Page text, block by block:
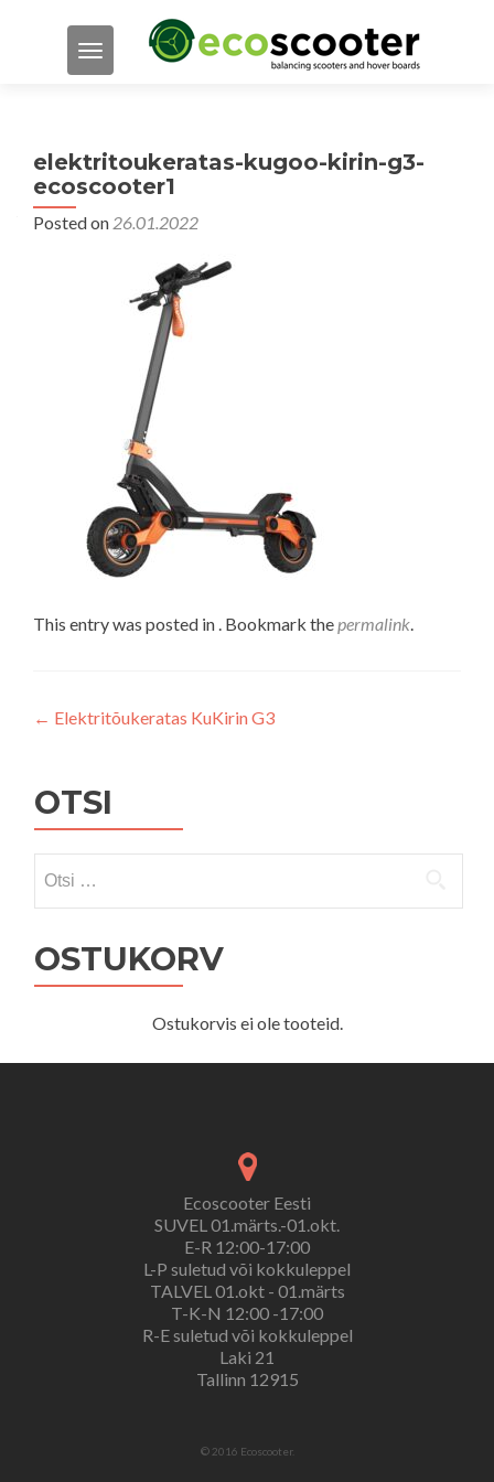
TOGGLE NAVIGATION
elektritoukeratas-kugoo-kirin-g3-
ecoscooter1
Posted on 26.01.2022
This entry was posted in . Bookmark thepermalink.
Navigeerimine
← Elektritõukeratas KuKirin G3
OTSI
OSTUKORV
Ostukorvis ei ole tooteid.
Ecoscooter Eesti
SUVEL 01.märts.-01.okt.
E-R 12:00-17:00
L-P suletud või kokkuleppel
TALVEL 01.okt - 01.märts
T-K-N 12:00 -17:00
R-E suletud või kokkuleppel
Laki 21
Tallinn 12915
© 2016 Ecoscooter.